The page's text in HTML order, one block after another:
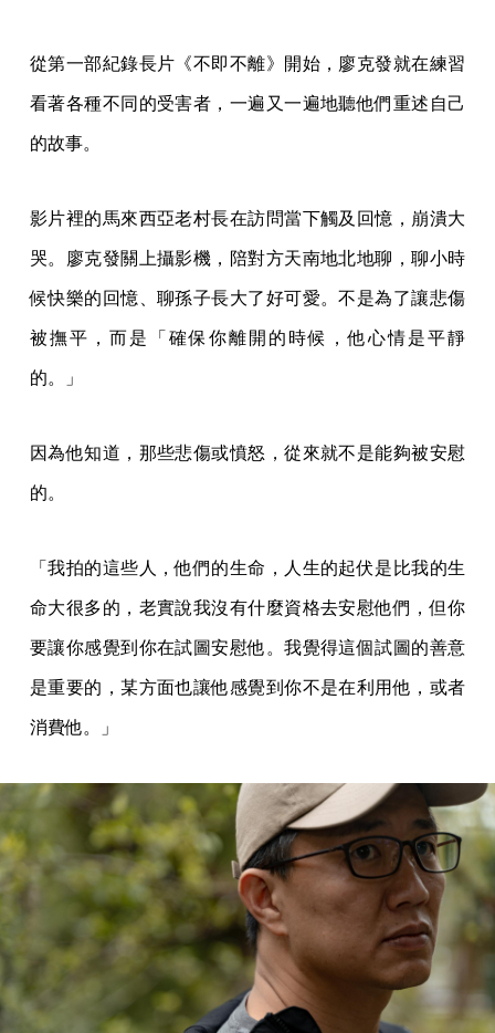
從第一部紀錄長片《不即不離》開始，廖克發就在練習
看著各種不同的受害者，一遍又一遍地聽他們重述自己
的故事。
影片裡的馬來西亞老村長在訪問當下觸及回憶，崩潰大
哭。廖克發關上攝影機，陪對方天南地北地聊，聊小時
候快樂的回憶、聊孫子長大了好可愛。不是為了讓悲傷
被撫平，而是「確保你離開的時候，他心情是平靜
的。」
因為他知道，那些悲傷或憤怒，從來就不是能夠被安慰
的。
「我拍的這些人，他們的生命，人生的起伏是比我的生
命大很多的，老實說我沒有什麼資格去安慰他們，但你
要讓你感覺到你在試圖安慰他。我覺得這個試圖的善意
是重要的，某方面也讓他感覺到你不是在利用他，或者
消費他。」